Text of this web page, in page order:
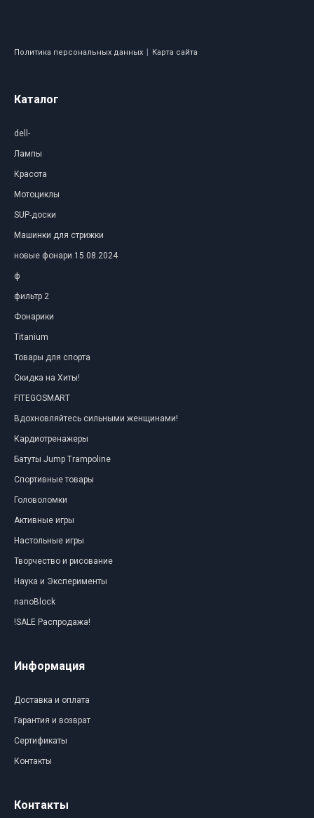
Политика персональных данных Карта сайта
Каталог
dell-
Лампы
Красота
Мотоциклы
SUP-доски
Машинки для стрижки
новые фонари 15.08.2024
ф
фильтр 2
Фонарики
Titanium
Товары для спорта
Скидка на Хиты!
FITEGOSMART
Вдохновляйтесь сильными женщинами!
Кардиотренажеры
Батуты Jump Trampoline
Спортивные товары
Головоломки
Активные игры
Настольные игры
Творчество и рисование
Наука и Эксперименты
nanoBlock
!SALE Распродажа!
Информация
Доставка и оплата
Гарантия и возврат
Сертификаты
Контакты
Контакты